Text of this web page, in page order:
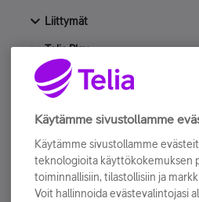
Liittymät
Telia Play
Laitteet & tarvikkeet
Artikkelit
Muut keskustelut
Käytämme sivustollamme
Käytämme sivustollamme
teknologioita käyttökokemuksen
toiminnallisiin, tilastollisiin ja
Voit hallinnoida evästevalintojasi